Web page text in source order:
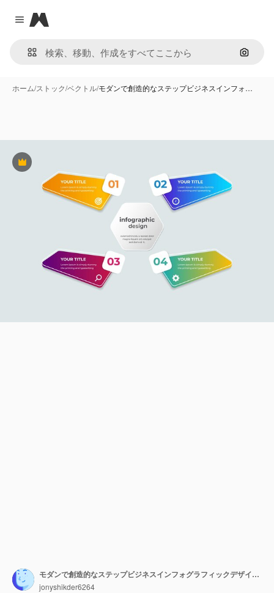
Close menu
Magnific
画像で
ホーム/ストック/ベクトル/モダンで創造的なステップビジネスインフォ…
Premium
モダンで創造的なステップビジネスインフォグラフィックデザインテンプレート
jonyshikder6264